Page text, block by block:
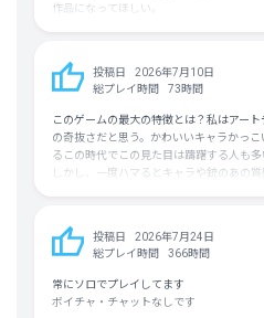
作品になってほしい。
投稿日
2026年7月10日
総プレイ時間
73時間
このゲームの最大の特徴とは？私はアー
の奇抜さだと思う。かわいいキャラかっ
るこの時代でこの見た目は躊躇する人も多
しかし、一度ハマるとキャラや銃のあの
であろう。
さあ、君もタウ・セティで一緒に脳を焼
大丈夫、安心してすぐ慣れるから。
投稿日
2026年7月24日
総プレイ時間
366時間
常にソロでプレイしてます
ボイチャ・チャットなしです